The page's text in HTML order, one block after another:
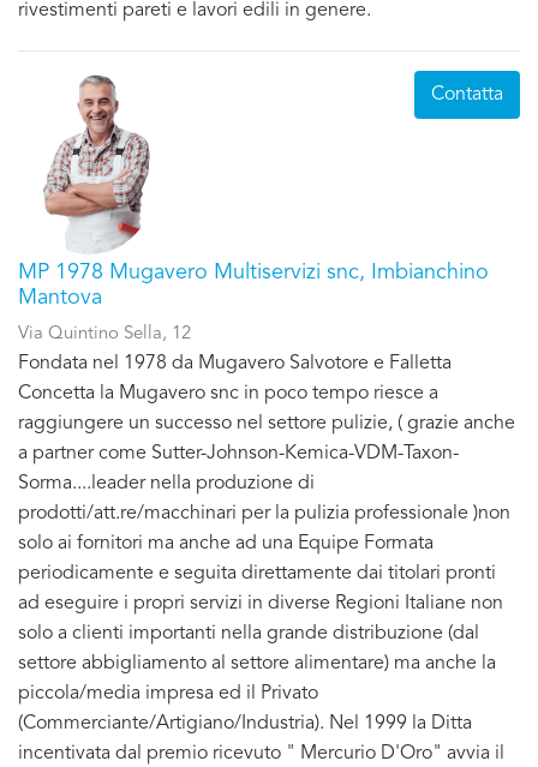
rivestimenti pareti e lavori edili in genere.
MP 1978 Mugavero Multiservizi snc, Imbianchino
Mantova
Via Quintino Sella, 12
Fondata nel 1978 da Mugavero Salvotore e Falletta
Concetta la Mugavero snc in poco tempo riesce a
raggiungere un successo nel settore pulizie, ( grazie anche
a partner come Sutter-Johnson-Kemica-VDM-Taxon-
Sorma....leader nella produzione di
prodotti/att.re/macchinari per la pulizia professionale )non
solo ai fornitori ma anche ad una Equipe Formata
periodicamente e seguita direttamente dai titolari pronti
ad eseguire i propri servizi in diverse Regioni Italiane non
solo a clienti importanti nella grande distribuzione (dal
settore abbigliamento al settore alimentare) ma anche la
piccola/media impresa ed il Privato
(Commerciante/Artigiano/Industria). Nel 1999 la Ditta
incentivata dal premio ricevuto " Mercurio D'Oro" avvia il
Contatta